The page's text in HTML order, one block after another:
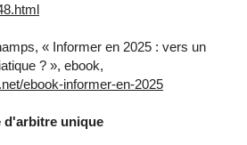
« Informer en 2025 : vers un
? », ebook,
ebook-informer-en-2025
d'arbitre unique